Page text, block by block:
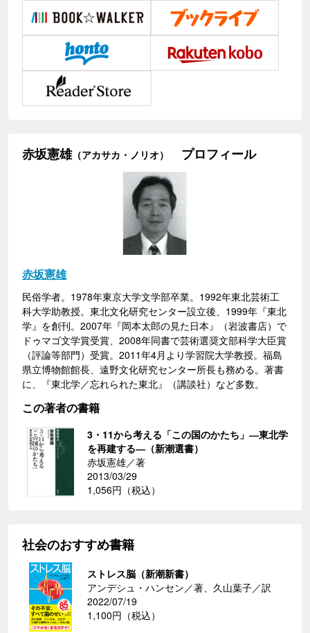
赤坂憲雄（アカサカ・ノリオ） プロフィール
赤坂憲雄
民俗学者。1978年東京大学文学部卒業。1992年東北芸術工
科大学助教授。東北文化研究センター設立後、1999年『東北
学』を創刊。2007年『岡本太郎の見た日本』（岩波書店）で
ドゥマゴ文学賞受賞、2008年同書で芸術選奨文部科学大臣賞
（評論等部門）受賞。2011年4月より学習院大学教授。福島
県立博物館館長、遠野文化研究センター所長も務める。著書
に、『東北学／忘れられた東北』（講談社）など多数。
この著者の書籍
3・11から考える「この国のかたち」―東北学
を再建する―（新潮選書）
赤坂憲雄／著
2013/03/29
1,056円（税込）
社会のおすすめ書籍
ストレス脳（新潮新書）
アンデシュ・ハンセン／著、久山葉子／訳
2022/07/19
1,100円（税込）